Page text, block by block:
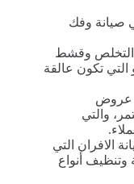
صيانة وفك
التخلص وقشط
التي تكون عالقة
عروض
والتي
الافران التي
وتنظيف أنواع